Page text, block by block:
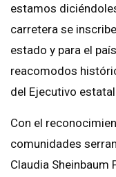
estamos
carretera se
estado y para el
reacomodos
del Ejecutivo estatal.
Con el
comunidades
Claudia Sheinbaum